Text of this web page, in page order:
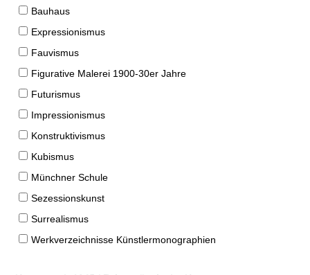
Bauhaus
Expressionismus
Fauvismus
Figurative Malerei 1900-30er Jahre
Futurismus
Impressionismus
Konstruktivismus
Kubismus
Münchner Schule
Sezessionskunst
Surrealismus
Werkverzeichnisse Künstlermonographien